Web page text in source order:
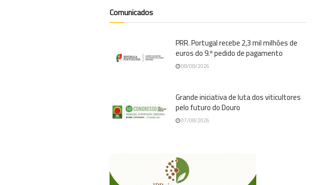
Comunicados
PRR. Portugal recebe 2,3 mil milhões de
euros do 9.º pedido de pagamento
08/08/2026
Grande iniciativa de luta dos viticultores
pelo futuro do Douro
07/08/2026